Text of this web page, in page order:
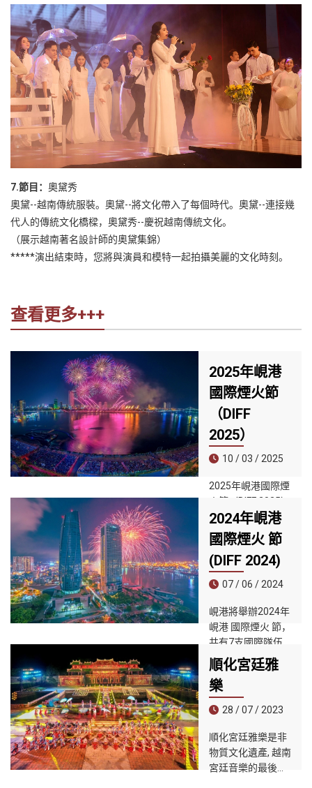
7.節目： 奧黛秀
奧黛--越南傳統服裝。奧黛--將文化帶入了每個時代。奧黛--連接幾
代人的傳統文化橋樑，奧黛秀--慶祝越南傳統文化。
（展示越南著名設計師的奧黛集錦）
*****演出結束時，您將與演員和模特一起拍攝美麗的文化時刻。
查看更多+++
2025年峴港
國際煙火節
（DIFF
2025）
10 / 03 / 2025
2025年峴港國際煙
火節（DIFF 2025）
將於2025年5月31
日至7月12日舉
行，主題為「峴港
－新時代」
（Danang - The
Era）。
2024年峴港
國際煙火 節
(DIFF 2024)
07 / 06 / 2024
峴港將舉辦2024年
峴港 國際煙火 節，
共有7支國際隊伍
參賽，其中包括3
支新隊伍首次亮
相。
順化宮廷雅
樂
28 / 07 / 2023
順化宮廷雅樂是非
物質文化遺產, 越南
宮廷音樂的最後遺